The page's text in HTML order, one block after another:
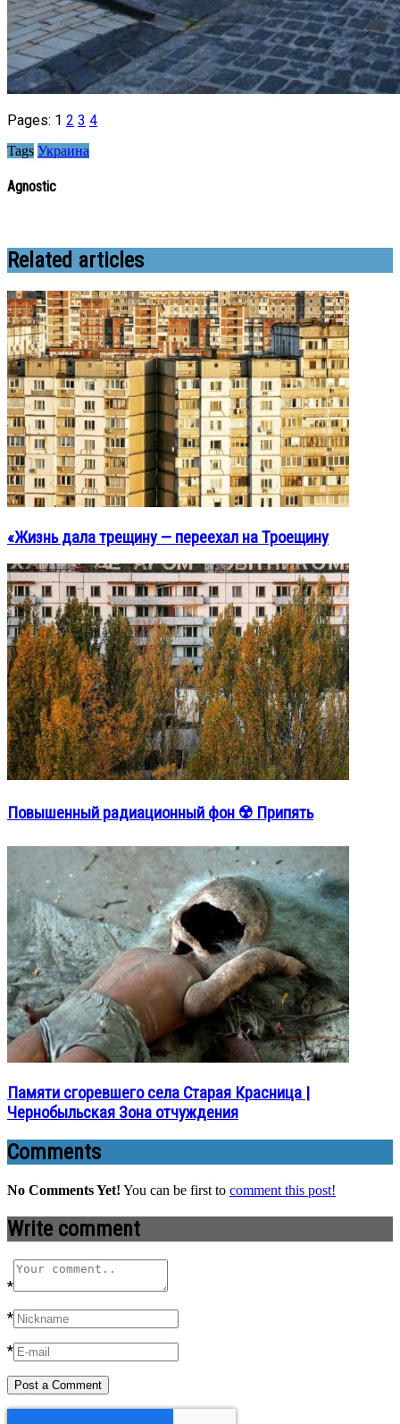
Pages: 1 2 3 4
Tags Украина
Agnostic
Related articles
«Жизнь дала трещину — переехал на Троещину
Повышенный радиационный фон ☢️ Припять
Памяти сгоревшего села Старая Красница |
Чернобыльская Зона отчуждения
Comments
No Comments Yet! You can be first to comment this post!
Write comment
*
*
*